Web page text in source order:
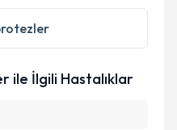
ilişkinAydınlatma
verilerimin belirtilen
ediyorum.
Gönder
ile İlgili Hastalıklar